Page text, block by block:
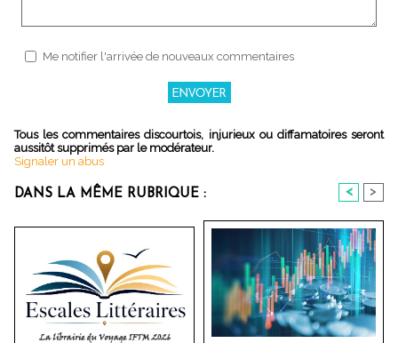
Me notifier l'arrivée de nouveaux commentaires
Tous les commentaires discourtois, injurieux ou diffamatoires seront
aussitôt supprimés par le modérateur.
Signaler un abus
DANS LA MÊME RUBRIQUE : < >